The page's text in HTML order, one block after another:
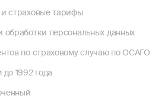
страховые тарифы
персональных данных
по страховому случаю по ОСАГО
1992 года